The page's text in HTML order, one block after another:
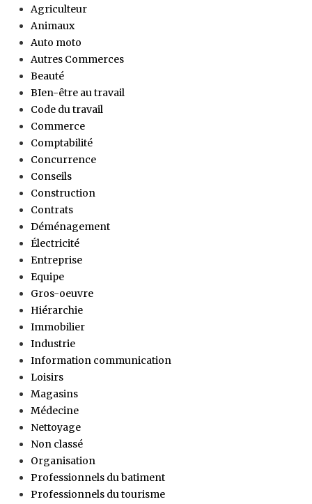
Agriculteur
Animaux
Auto moto
Autres Commerces
Beauté
BIen-être au travail
Code du travail
Commerce
Comptabilité
Concurrence
Conseils
Construction
Contrats
Déménagement
Électricité
Entreprise
Equipe
Gros-oeuvre
Hiérarchie
Immobilier
Industrie
Information communication
Loisirs
Magasins
Médecine
Nettoyage
Non classé
Organisation
Professionnels du batiment
Professionnels du tourisme